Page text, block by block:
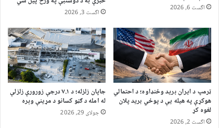
اگست 6, 2026 اگست 3, 2026
ټرمپ د ایران برید وځنډاوه؛ د احتمالي
هوکړې په هیله یې د پوځي برید پلان
لغوه کړ
اگست 2, 2026
جاپان زلزله؛ د ۷.۱ درجې زورورې زلزلې
له امله د ګڼو کسانو د مړینې وېره
جولای 29, 2026